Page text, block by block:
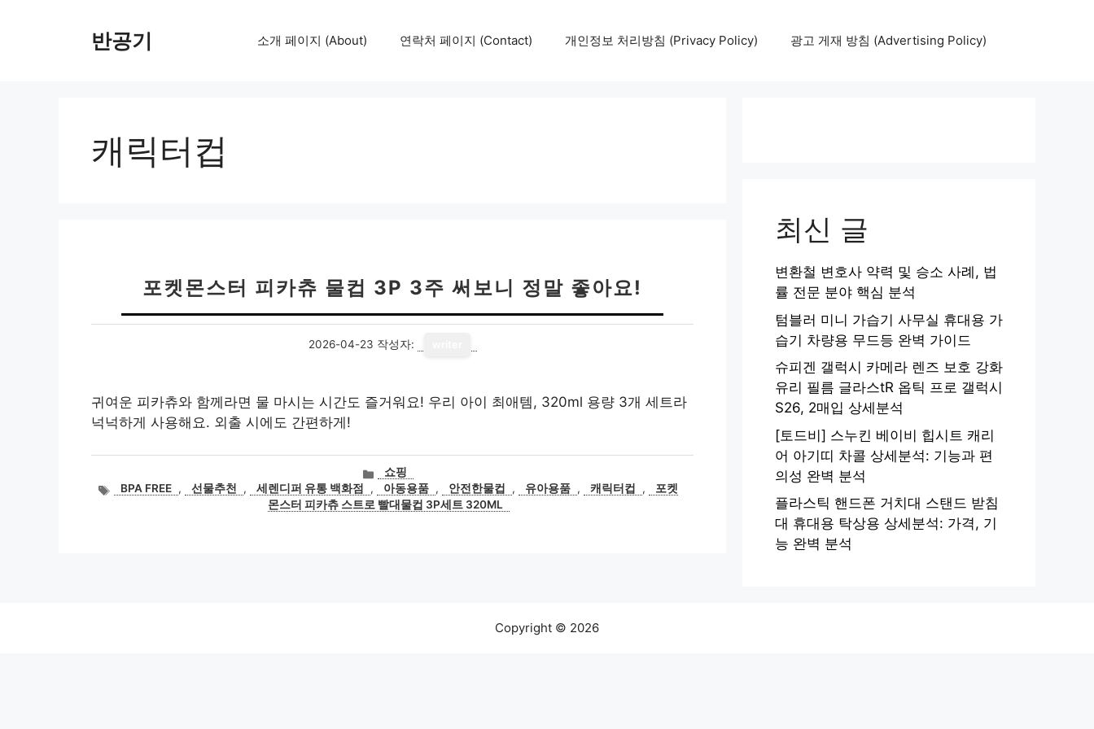
반공기 소개 페이지 (About) 연락처 페이지 (Contact) 개인정보 처리방침 (Privacy Policy) 광고 게재 방침 (Advertising Policy)
캐릭터컵
포켓몬스터 피카츄 물컵 3P 3주 써보니 정말 좋아요!
2026-04-23 작성자:
귀여운 피카츄와 함께라면 물 마시는 시간도 즐거워요! 우리 아이 최애템, 320ml 용량 3개 세트라
넉넉하게 사용해요. 외출 시에도 간편하게!
카
테
고
쇼핑
태BPA FREE , 선물추천 , 세렌디퍼 유통 백화점 , 아동용품 , 안전한물컵 , 유아용품 , 캐릭터컵 ,
포켓
몬스터 피카츄 스트로 빨대물컵 3P세트 320ML
최신 글
변환철 변호사 약력 및 승소 사례, 법
률 전문 분야 핵심 분석
텀블러 미니 가습기 사무실 휴대용 가
습기 차량용 무드등 완벽 가이드
슈피겐 갤럭시 카메라 렌즈 보호 강화
유리 필름 글라스tR 옵틱 프로 갤럭시
S26, 2매입 상세분석
[토드비] 스누킨 베이비 힙시트 캐리
어 아기띠 차콜 상세분석: 기능과 편
의성 완벽 분석
플라스틱 핸드폰 거치대 스탠드 받침
대 휴대용 탁상용 상세분석: 가격, 기
능 완벽 분석
Copyright © 2026